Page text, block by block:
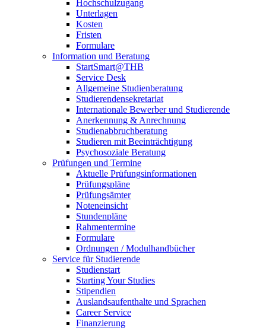
Hochschulzugang
Unterlagen
Kosten
Fristen
Formulare
Information und Beratung
StartSmart@THB
Service Desk
Allgemeine Studienberatung
Studierendensekretariat
Internationale Bewerber und Studierende
Anerkennung & Anrechnung
Studienabbruchberatung
Studieren mit Beeinträchtigung
Psychosoziale Beratung
Prüfungen und Termine
Aktuelle Prüfungsinformationen
Prüfungspläne
Prüfungsämter
Noteneinsicht
Stundenpläne
Rahmentermine
Formulare
Ordnungen / Modulhandbücher
Service für Studierende
Studienstart
Starting Your Studies
Stipendien
Auslandsaufenthalte und Sprachen
Career Service
Finanzierung